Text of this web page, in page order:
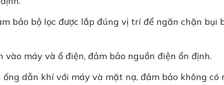
bảo bộ lọc được lắp đúng vị trí để ngăn chặn bụi
máy và ổ điện, đảm bảo nguồn điện ổn định.
dẫn khí với máy và mặt nạ, đảm bảo không có